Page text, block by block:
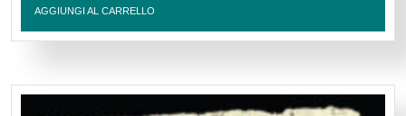
AGGIUNGI AL CARRELLO